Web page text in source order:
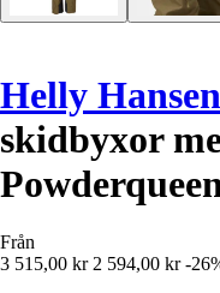
Helly Hansen
skidbyxor
Från
3 515,00 kr 2 594,00 kr -